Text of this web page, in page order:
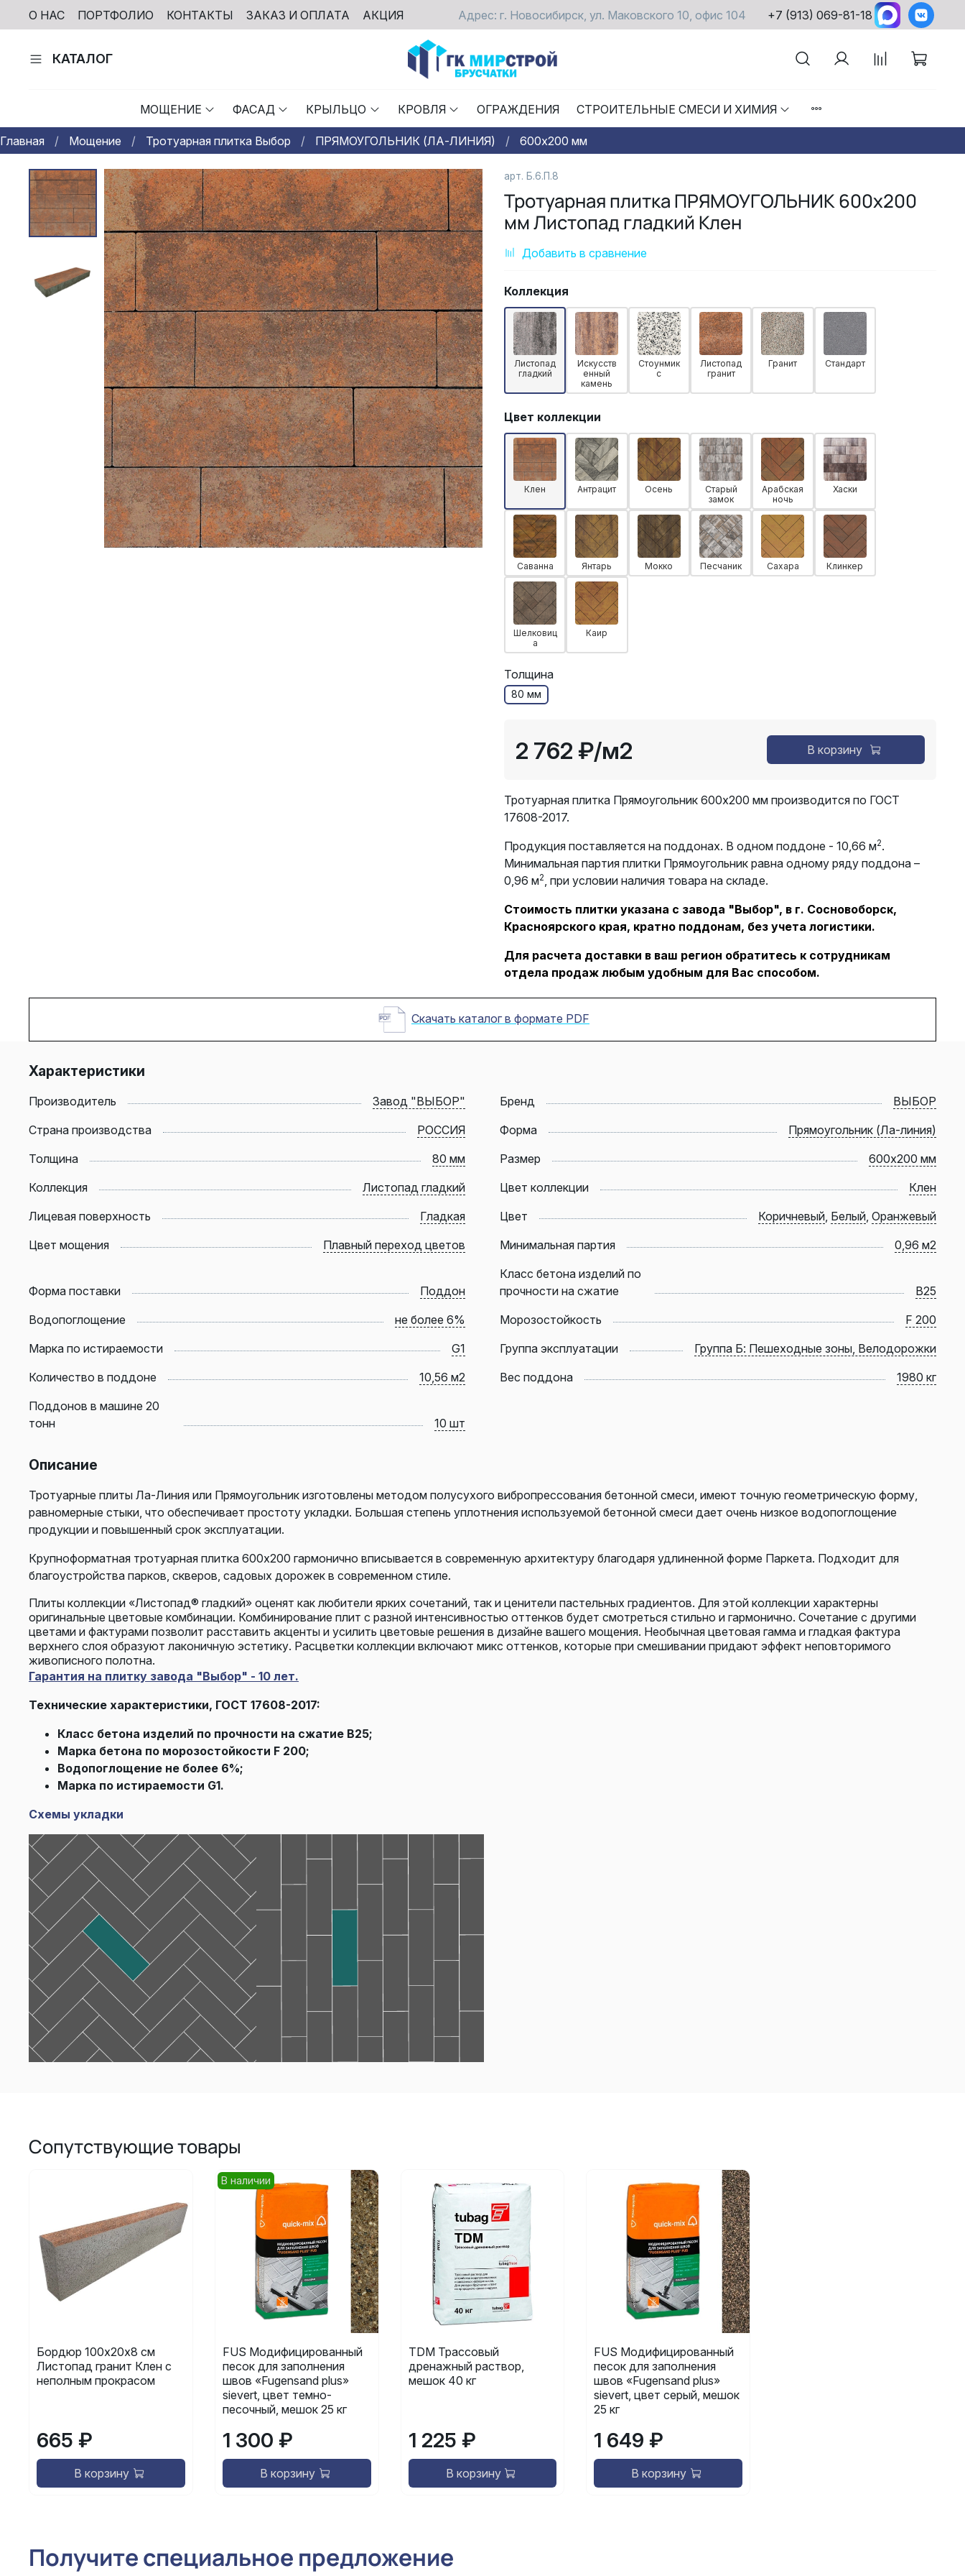
О НАС ПОРТФОЛИО КОНТАКТЫ ЗАКАЗ И ОПЛАТА АКЦИЯ Адрес: г. Новосибирск, ул. Маковского 10, офис 104 +7 (913) 069-81-18
КАТАЛОГ
МОЩЕНИЕ ФАСАД КРЫЛЬЦО КРОВЛЯ ОГРАЖДЕНИЯ СТРОИТЕЛЬНЫЕ СМЕСИ И ХИМИЯ
Главная Мощение Тротуарная плитка Выбор ПРЯМОУГОЛЬНИК (ЛА-ЛИНИЯ) 600х200 мм
арт. Б.6.П.8
Тротуарная плитка ПРЯМОУГОЛЬНИК 600х200
мм Листопад гладкий Клен
Добавить в сравнение
Коллекция
Листопад
гладкий
Искусств
енный
камень
Стоунмик
с
Листопад
гранит
Гранит Стандарт
Цвет коллекции
Клен Антрацит Осень
Старый
замок
Арабская
ночь
Хаски
Саванна Янтарь Мокко Песчаник Сахара Клинкер
Шелковиц
а
Каир
Толщина
80 мм
2 762 ₽/м2 В корзину
Тротуарная плитка Прямоугольник 600х200 мм производится по ГОСТ
17608-2017.
Продукция поставляется на поддонах. В одном поддоне - 10,66 м2.
Минимальная партия плитки Прямоугольник равна одному ряду поддона –
0,96 м2, при условии наличия товара на складе.
Стоимость плитки указана с завода "Выбор", в г. Сосновоборск,
Красноярского края, кратно поддонам, без учета логистики.
Для расчета доставки в ваш регион обратитесь к сотрудникам
отдела продаж любым удобным для Вас способом.
Скачать каталог в формате PDF
Характеристики
Производитель Завод "ВЫБОР" Бренд
ВЫБОР
Страна производства
РОССИЯ Форма
Прямоугольник (Ла-линия)
Толщина
80 мм Размер
600х200 мм
Коллекция
Листопад гладкий Цвет коллекции
Клен
Лицевая поверхность
Гладкая Цвет Коричневый Белый Оранжевый
Цвет мощения
Плавный переход цветов Минимальная партия 0,96 м2
Форма поставки Поддон
Класс бетона изделий по
прочности на сжатие
B25
Водопоглощение
не более 6% Морозостойкость
F 200
Марка по истираемости
G1 Группа эксплуатации
Группа Б: Пешеходные зоны, Велодорожки
Количество в поддоне
10,56 м2 Вес поддона
1980 кг
Поддонов в машине 20
тонн
10 шт
Описание
Тротуарные плиты Ла-Линия или Прямоугольник изготовлены методом полусухого вибропрессования бетонной смеси, имеют точную геометрическую форму,
равномерные стыки, что обеспечивает простоту укладки. Большая степень уплотнения используемой бетонной смеси дает очень низкое водопоглощение
продукции и повышенный срок эксплуатации.
Крупноформатная тротуарная плитка 600х200 гармонично вписывается в современную архитектуру благодаря удлиненной форме Паркета. Подходит для
благоустройства парков, скверов, садовых дорожек в современном стиле.
Плиты коллекции «Листопад® гладкий» оценят как любители ярких сочетаний, так и ценители пастельных градиентов. Для этой коллекции характерны
оригинальные цветовые комбинации. Комбинирование плит с разной интенсивностью оттенков будет смотреться стильно и гармонично. Сочетание с другими
цветами и фактурами позволит расставить акценты и усилить цветовые решения в дизайне вашего мощения. Необычная цветовая гамма и гладкая фактура
верхнего слоя образуют лаконичную эстетику. Расцветки коллекции включают микс оттенков, которые при смешивании придают эффект неповторимого
живописного полотна.
Гарантия на плитку завода "Выбор" - 10 лет.
Технические характеристики, ГОСТ 17608-2017:
Класс бетона изделий по прочности на сжатие В25;
Марка бетона по морозостойкости F 200;
Водопоглощение не более 6%;
Марка по истираемости G1.
Схемы укладки
Сопутствующие товары
Бордюр 100х20х8 см
Листопад гранит Клен с
неполным прокрасом
665 ₽
В корзину
В наличии
FUS Модифицированный
песок для заполнения
швов «Fugensand plus»
sievert, цвет темно-
песочный, мешок 25 кг
1 300 ₽
В корзину
TDM Трассовый
дренажный раствор,
мешок 40 кг
1 225 ₽
В корзину
FUS Модифицированный
песок для заполнения
швов «Fugensand plus»
sievert, цвет серый, мешок
25 кг
1 649 ₽
В корзину
Получите специальное предложение